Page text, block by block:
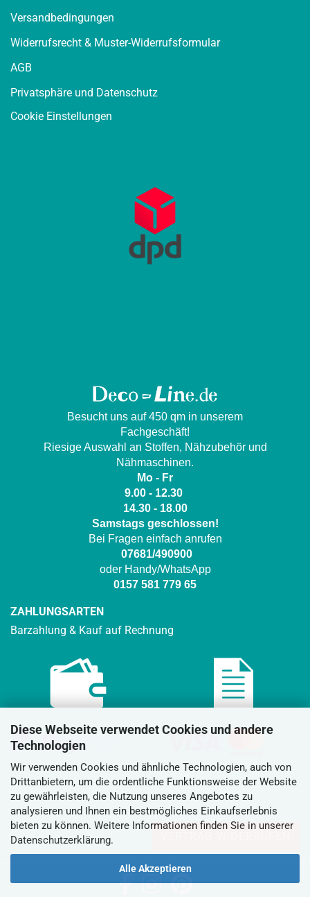
Diese Webseite verwendet Cookies und andere
Technologien
Wir verwenden Cookies und ähnliche Technologien, auch von
Drittanbietern, um die ordentliche Funktionsweise der Website
zu gewährleisten, die Nutzung unseres Angebotes zu
analysieren und Ihnen ein bestmögliches Einkaufserlebnis
bieten zu können. Weitere Informationen finden Sie in unserer
Datenschutzerklärung.
Alle Akzeptieren
Versandbedingungen
Widerrufsrecht & Muster-Widerrufsformular
AGB
Privatsphäre und Datenschutz
Cookie Einstellungen
Besucht uns auf 450 qm in unserem
Fachgeschäft!
Riesige Auswahl an Stoffen, Nähzubehör und
Nähmaschinen.
Mo - Fr
9.00 - 12.30
14.30 - 18.00
Samstags geschlossen!
Bei Fragen einfach anrufen
07681/490900
oder Handy/WhatsApp
0157 581 779 65
ZAHLUNGSARTEN
Barzahlung & Kauf auf Rechnung